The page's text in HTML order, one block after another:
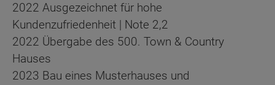
2022 Ausgezeichnet für hohe
Kundenzufriedenheit | Note 2,2
2022 Übergabe des 500. Town & Country
Hauses
2023 Bau eines Musterhauses und